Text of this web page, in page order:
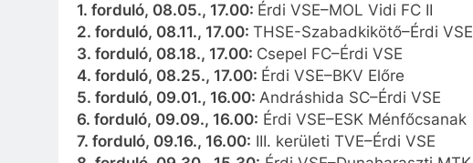
1. forduló, 08.05., 17.00: Érdi VSE–MOL Vidi FC II
2. forduló, 08.11., 17.00: THSE-Szabadkikötő–Érdi VSE
3. forduló, 08.18., 17.00: Csepel FC–Érdi VSE
4. forduló, 08.25., 17.00: Érdi VSE–BKV Előre
5. forduló, 09.01., 16.00: Andráshida SC–Érdi VSE
6. forduló, 09.09., 16.00: Érdi VSE–ESK Ménfőcsanak
7. forduló, 09.16., 16.00: III. kerületi TVE–Érdi VSE